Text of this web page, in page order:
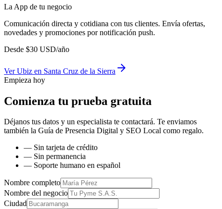
La App de tu negocio
Comunicación directa y cotidiana con tus clientes. Envía ofertas,
novedades y promociones por notificación push.
Desde $30 USD/año
VerUbiz en Santa Cruz de la Sierra
Empieza hoy
Comienza tu prueba gratuita
Déjanos tus datos y un especialista te contactará. Te enviamos
también la Guía de Presencia Digital y SEO Local como regalo.
— Sin tarjeta de crédito
— Sin permanencia
— Soporte humano en español
Nombre completo
Nombre del negocio
Ciudad